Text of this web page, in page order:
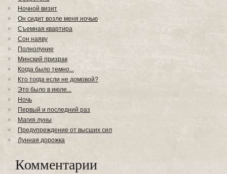
Ночной визит
Он сидит возле меня ночью
Съемная квартира
Сон наяву
Полнолуние
Минский призрак
Когда было темно...
Кто тогда если не домовой?
Это было в июле...
Ночь
Первый и последний раз
Магия луны
Предупреждение от высших сил
Лунная дорожка
Комментарии